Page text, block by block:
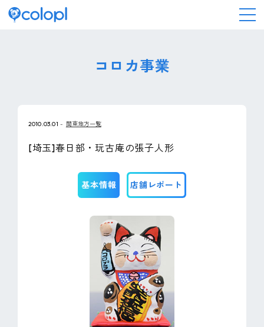
コロカ事業
2010.03.01 関東地方一覧
[埼玉]春日部・玩古庵の張子人形
基本情報 店舗レポート